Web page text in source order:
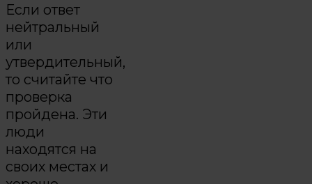
Если ответ
нейтральный
или
утвердительный,
то считайте что
проверка
пройдена. Эти
люди
находятся на
своих местах и